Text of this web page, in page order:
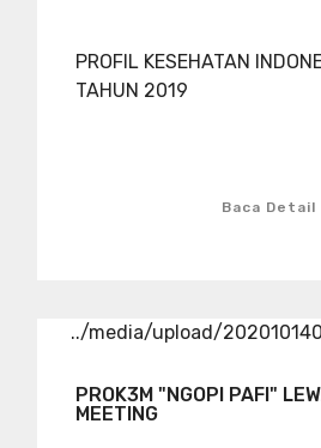
PROFIL KESEHATAN
TAHUN 2019
Baca Detail
../media/upload/
PROK3M "NGOPI PAFI"
MEETING